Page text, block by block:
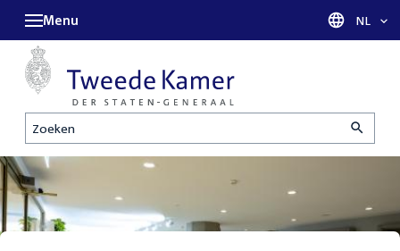
Zoeken
Menu Taal
NL